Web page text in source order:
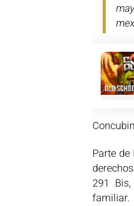
Parte
291
familiar.